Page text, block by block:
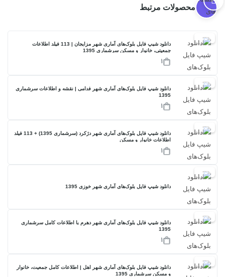
محصولات مرتبط
17%
دانلود شیپ فایل بلوک‌های آماری شهر مزایجان | 113 فیلد اطلاعات
جمعیتی، خانوار و مسکن سرشماری 1395
1
17%
دانلود شیپ فایل بلوک‌های آماری شهر فدامی | نقشه و اطلاعات سرشماری
1395
1
17%
دانلود شیپ فایل بلوک‌های آماری شهر دژکرد (سرشماری 1395) + 113 فیلد
اطلاعات خانوار و مسکن
1
17%
دانلود شیپ فایل بلوک‌های آماری شهر خوزی 1395
17%
دانلود شیپ فایل بلوک‌های آماری شهر دهرم با اطلاعات کامل سرشماری
1395
1
17%
دانلود شیپ فایل بلوک‌های آماری شهر اهل | اطلاعات کامل جمعیت، خانوار
و مسکن سرشماری 1395